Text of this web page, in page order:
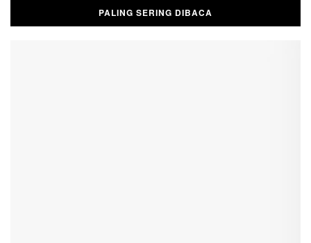
PALING SERING DIBACA